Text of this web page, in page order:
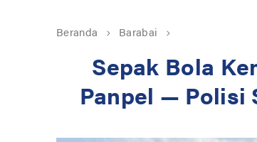
Beranda Barabai
Sepak Bola
Panpel — Polisi